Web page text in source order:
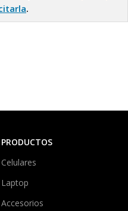
.
PRODUCTOS
Celulares
Laptop
Accesorios